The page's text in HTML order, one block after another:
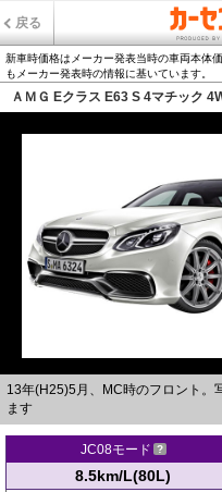
戻る
新車時価格はメーカー発表当時の車両本体
もメーカー発表時の情報に基いています。
ＡＭＧ Eクラス E63 S 4マチック
13年(H25)5月、MC時のフロント。
ます
JC08モード
8.5km/L(80L)